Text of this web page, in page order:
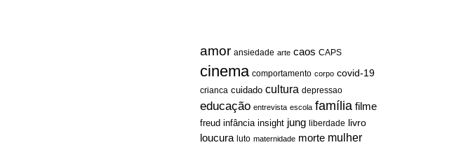
amor ansiedade arte caos CAPS
cinema comportamento corpo covid-19
crianca cuidado cultura depressao
educação entrevista escola família filme
freud infância insight jung liberdade livro
loucura luto maternidade morte mulher